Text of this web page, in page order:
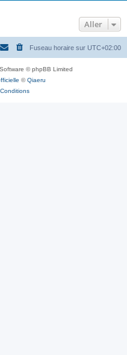
Aller
Fuseau horaire sur UTC+02:00
© phpBB Limited
©Qiaeru
Conditions